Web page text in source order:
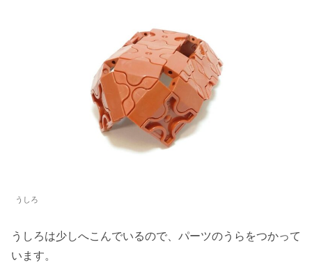
うしろ
うしろは少しへこんでいるので、パーツのうらをつかって
います。